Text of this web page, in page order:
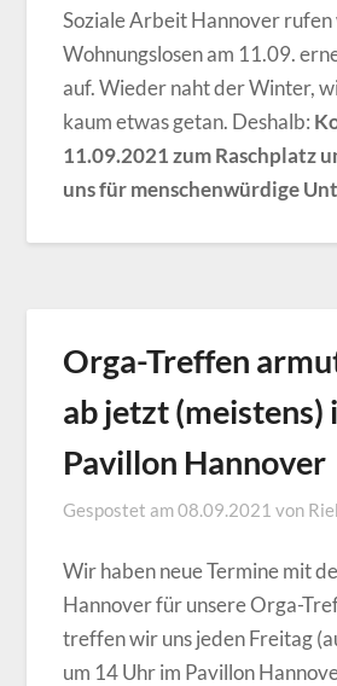
Soziale Arbeit Hannover rufen
Wohnungslosen am 11.09.
auf. Wieder naht der Winter,
kaum etwas getan. Deshalb:
11.09.2021 zum Raschplatz
uns für menschenwürdige
Orga-Treffen
ab jetzt (meistens)
Pavillon Hannover
Gespostet am08.09.2021 von
Wir haben neue Termine mit
Hannover für unsere Orga-
treffen wir uns jeden Freitag
um 14 Uhr im Pavillon